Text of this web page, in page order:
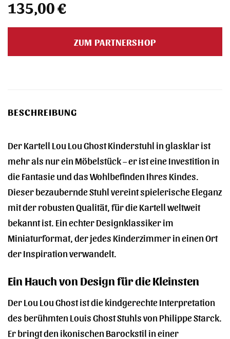
135,00€
ZUM PARTNERSHOP
BESCHREIBUNG
Der Kartell Lou Lou Ghost Kinderstuhl in glasklar ist
mehr als nur ein Möbelstück – er ist eine Investition in
die Fantasie und das Wohlbefinden Ihres Kindes.
Dieser bezaubernde Stuhl vereint spielerische Eleganz
mit der robusten Qualität, für die Kartell weltweit
bekannt ist. Ein echter Designklassiker im
Miniaturformat, der jedes Kinderzimmer in einen Ort
der Inspiration verwandelt.
Ein Hauch von Design für die Kleinsten
Der Lou Lou Ghost ist die kindgerechte Interpretation
des berühmten Louis Ghost Stuhls von Philippe Starck.
Er bringt den ikonischen Barockstil in einer